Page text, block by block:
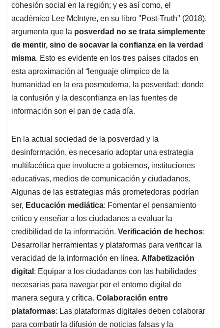
cohesión social en la región; y es así como, el
académico Lee McIntyre, en su libro "Post-Truth" (2018),
argumenta que la posverdad no se trata simplemente
de mentir, sino de socavar la confianza en la verdad
misma. Esto es evidente en los tres países citados en
esta aproximación al “lenguaje olímpico de la
humanidad en la era posmoderna, la posverdad; donde
la confusión y la desconfianza en las fuentes de
información son el pan de cada día.
En la actual sociedad de la posverdad y la
desinformación, es necesario adoptar una estrategia
multifacética que involucre a gobiernos, instituciones
educativas, medios de comunicación y ciudadanos.
Algunas de las estrategias más prometedoras podrían
ser, Educación mediática: Fomentar el pensamiento
crítico y enseñar a los ciudadanos a evaluar la
credibilidad de la información. Verificación de hechos:
Desarrollar herramientas y plataformas para verificar la
veracidad de la información en línea. Alfabetización
digital : Equipar a los ciudadanos con las habilidades
necesarias para navegar por el entorno digital de
manera segura y crítica. Colaboración entre
plataformas: Las plataformas digitales deben colaborar
para combatir la difusión de noticias falsas y la